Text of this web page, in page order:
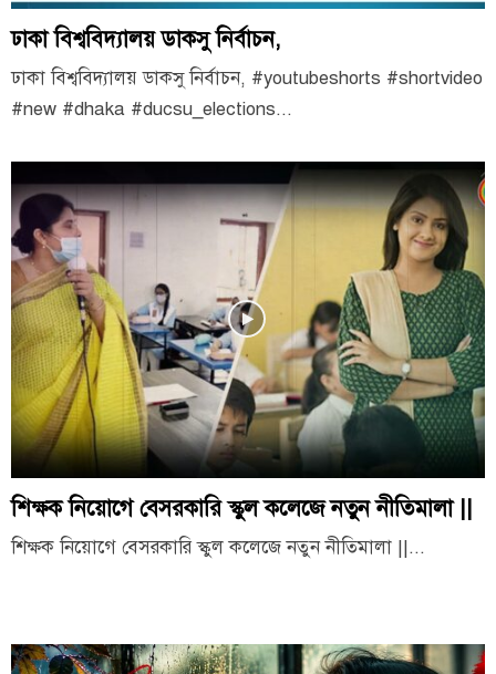
ঢাকা বিশ্ববিদ্যালয় ডাকসু নির্বাচন,
ঢাকা বিশ্ববিদ্যালয় ডাকসু নির্বাচন, #youtubeshorts #shortvideo
#new #dhaka #ducsu_elections...
শিক্ষক নিয়োগে বেসরকারি স্কুল কলেজে নতুন নীতিমালা ||
শিক্ষক নিয়োগে বেসরকারি স্কুল কলেজে নতুন নীতিমালা ||...